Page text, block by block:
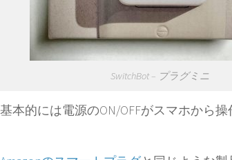
SwitchBot – プラグミニ
本的には電源のON/OFFがスマホから